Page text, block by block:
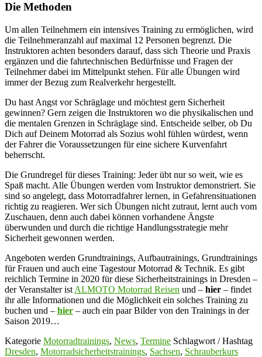
Die Methoden
Um allen Teilnehmern ein intensives Training zu ermöglichen, wird
die Teilnehmeranzahl auf maximal 12 Personen begrenzt. Die
Instruktoren achten besonders darauf, dass sich Theorie und Praxis
ergänzen und die fahrtechnischen Bedürfnisse und Fragen der
Teilnehmer dabei im Mittelpunkt stehen. Für alle Übungen wird
immer der Bezug zum Realverkehr hergestellt.
Du hast Angst vor Schräglage und möchtest gern Sicherheit
gewinnen? Gern zeigen die Instruktoren wo die physikalischen und
die mentalen Grenzen in Schräglage sind. Entscheide selber, ob Du
Dich auf Deinem Motorrad als Sozius wohl fühlen würdest, wenn
der Fahrer die Voraussetzungen für eine sichere Kurvenfahrt
beherrscht.
Die Grundregel für dieses Training: Jeder übt nur so weit, wie es
Spaß macht. Alle Übungen werden vom Instruktor demonstriert. Sie
sind so angelegt, dass Motorradfahrer lernen, in Gefahrensituationen
richtig zu reagieren. Wer sich Übungen nicht zutraut, lernt auch vom
Zuschauen, denn auch dabei können vorhandene Ängste
überwunden und durch die richtige Handlungsstrategie mehr
Sicherheit gewonnen werden.
Angeboten werden Grundtrainings, Aufbautrainings, Grundtrainings
für Frauen und auch eine Tagestour Motorrad & Technik. Es gibt
reichlich Termine in 2020 für diese Sicherheitstrainings in Dresden –
der Veranstalter ist ALMOTO Motorrad Reisen und – hier – findet
ihr alle Informationen und die Möglichkeit ein solches Training zu
buchen und – hier – auch ein paar Bilder von den Trainings in der
Saison 2019…
Kategorie Motorradtrainings, News, Termine Schlagwort / Hashtag
Dresden, Motorradsicherheitstrainings, Sachsen, Schrauberkurs